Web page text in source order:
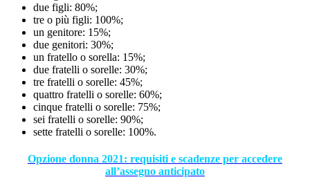
due figli: 80%;
tre o più figli: 100%;
un genitore: 15%;
due genitori: 30%;
un fratello o sorella: 15%;
due fratelli o sorelle: 30%;
tre fratelli o sorelle: 45%;
quattro fratelli o sorelle: 60%;
cinque fratelli o sorelle: 75%;
sei fratelli o sorelle: 90%;
sette fratelli o sorelle: 100%.
Opzione donna 2021: requisiti e scadenze per accedere
all’assegno anticipato